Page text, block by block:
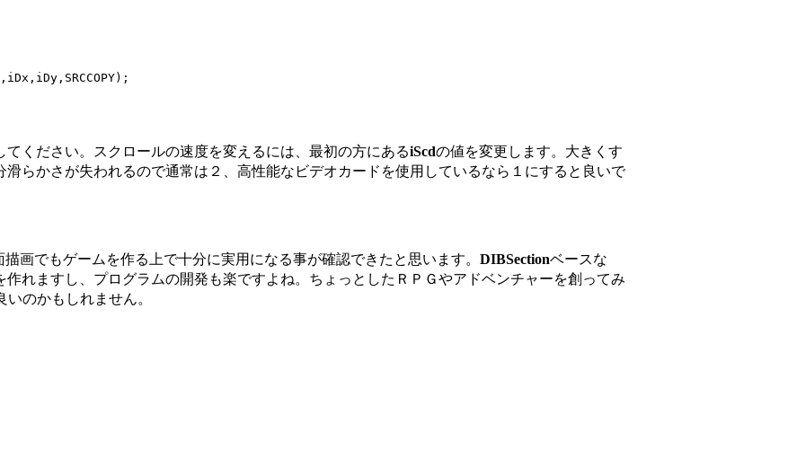
ください。スクロールの速度を変えるには、最初の方にあるiScdの値を変更します。大きくす
らかさが失われるので通常は２、高性能なビデオカードを使用しているなら１にすると良いで
描画でもゲームを作る上で十分に実用になる事が確認できたと思います。DIBSectionベースな
作れますし、プログラムの開発も楽ですよね。ちょっとしたＲＰＧやアドベンチャーを創ってみ
いのかもしれません。